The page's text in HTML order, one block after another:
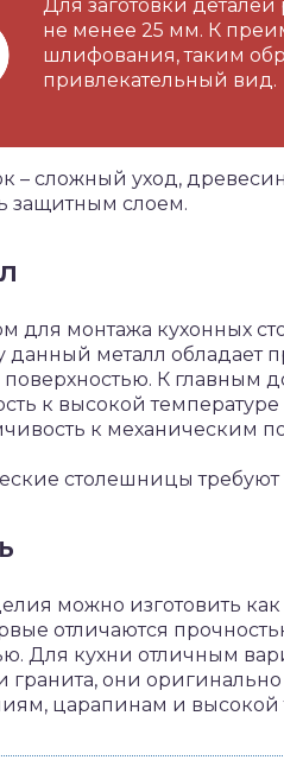
Для заготовки
не менее 25 мм. К
шлифования, таким
привлекательный вид.
– сложный уход,
защитным слоем.
для монтажа кухонных
данный металл обладает
поверхностью. К главным
к высокой
к механическим
столешницы
можно изготовить как
отличаются
Для кухни отличным
гранита, они
царапинам и высокой